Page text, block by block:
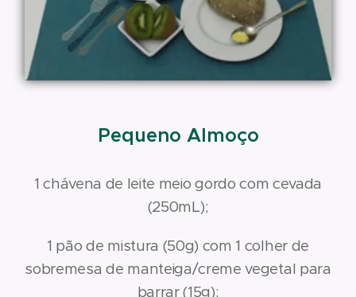
Pequeno Almoço
1 chávena de leite meio gordo com cevada
(250mL);
1 pão de mistura (50g) com 1 colher de
sobremesa de manteiga/creme vegetal para
barrar (15g);